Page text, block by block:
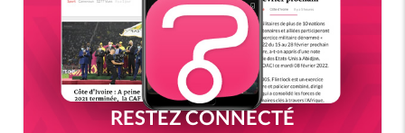
RESTEZ CONNECTÉ